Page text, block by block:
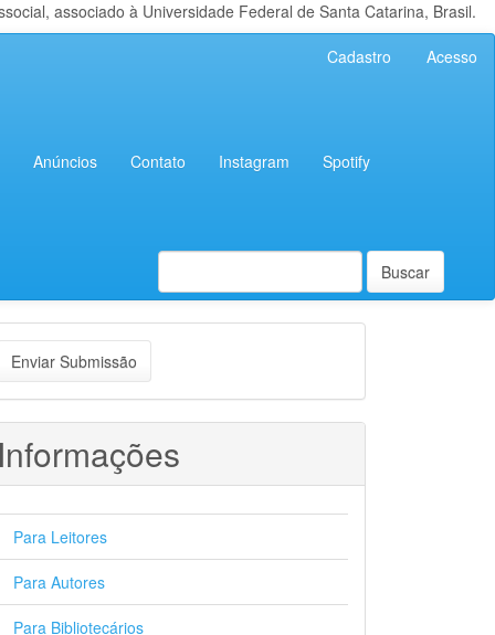
associado à Universidade Federal de Santa Catarina, Brasil.
Cadastro Acesso
Anúncios Contato Instagram Spotify
Buscar
Enviar Submissão
Para Leitores
Para Autores
Para Bibliotecários